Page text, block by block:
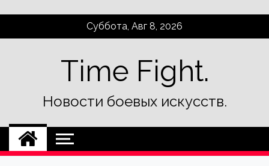
Суббота, Авг 8, 2026
Time Fight.
Новости боевых искусств.